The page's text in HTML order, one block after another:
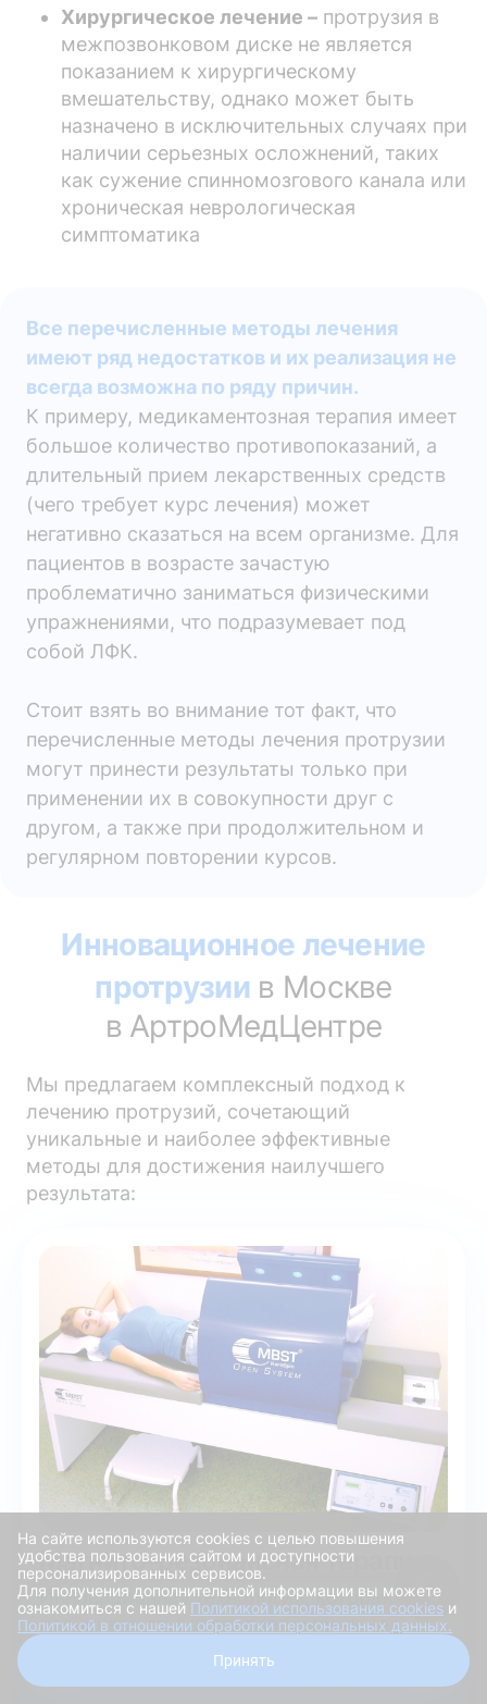
Хирургическое лечение – протрузия в
межпозвонковом диске не является
показанием к хирургическому
вмешательству, однако может быть
назначено в исключительных случаях при
наличии серьезных осложнений, таких
как сужение спинномозгового канала или
хроническая неврологическая
симптоматика
Все перечисленные методы лечения
имеют ряд недостатков и их реализация не
всегда возможна по ряду причин.
К примеру, медикаментозная терапия имеет
большое количество противопоказаний, а
длительный прием лекарственных средств
(чего требует курс лечения) может
негативно сказаться на всем организме. Для
пациентов в возрасте зачастую
проблематично заниматься физическими
упражнениями, что подразумевает под
собой ЛФК.
Стоит взять во внимание тот факт, что
перечисленные методы лечения протрузии
могут принести результаты только при
применении их в совокупности друг с
другом, а также при продолжительном и
регулярном повторении курсов.
Инновационное лечение
протрузии в Москве
в АртроМедЦентре
Мы предлагаем комплексный подход к
лечению протрузий, сочетающий
уникальные и наиболее эффективные
методы для достижения наилучшего
результата:
Магнито-резонансная терапия
Инновационная технология, которая
проникает глубоко в поврежденные
ткани на клеточном уровне и
На сайте используются cookies с целью повышения
удобства пользования сайтом и доступности
персонализированных сервисов.
Для получения дополнительной информации вы можете
ознакомиться с нашей Политикой использования cookies и
Политикой в отношении обработки персональных данных.
Принять